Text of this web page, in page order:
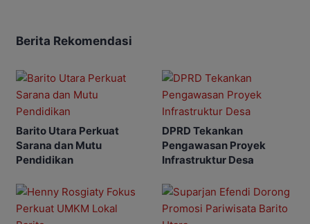
Berita Rekomendasi
Barito Utara Perkuat
Sarana dan Mutu
Pendidikan
DPRD Tekankan
Pengawasan Proyek
Infrastruktur Desa